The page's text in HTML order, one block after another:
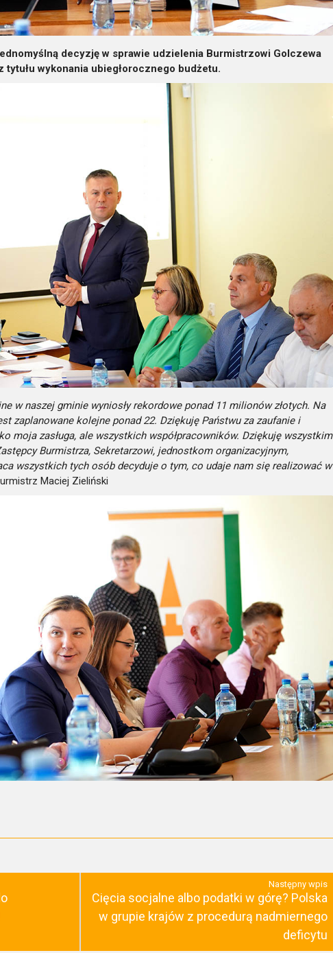
decyzję w sprawie udzielenia Burmistrzowi Golczewa
wykonania ubiegłorocznego budżetu.
w naszej gminie wyniosły rekordowe ponad 11 milionów złotych. Na
zaplanowane kolejne ponad 22. Dziękuję Państwu za zaufanie i
moja zasługa, ale wszystkich współpracowników. Dziękuję wszystkim
Burmistrza, Sekretarzowi, jednostkom organizacyjnym,
wszystkich tych osób decyduje o tym, co udaje nam się realizować w
Maciej Zieliński
Następny wpis
Cięcia socjalne albo podatki w górę? Polska
w grupie krajów z procedurą nadmiernego
deficytu